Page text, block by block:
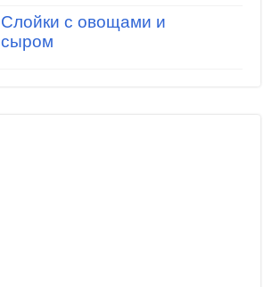
Слойки с овощами и
сыром